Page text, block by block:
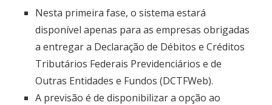
Nesta primeira fase, o sistema estará
disponível apenas para as empresas obrigadas
a entregar a Declaração de Débitos e Créditos
Tributários Federais Previdenciários e de
Outras Entidades e Fundos (DCTFWeb).
A previsão é de disponibilizar a opção ao